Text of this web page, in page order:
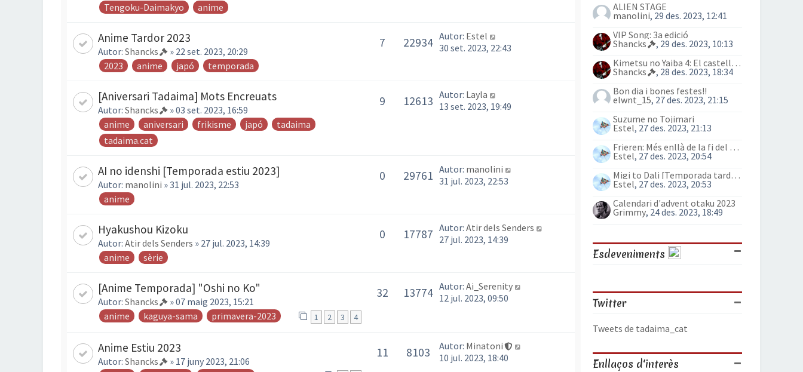
Tengoku-Daimakyo
anime
Anime Tardor 2023
Autor: Shancks
» 22 set. 2023, 20:29
2023
anime japó temporada
7 22934 Autor: Estel
30 set. 2023, 22:43
[Aniversari Tadaima] Mots Encreuats
Autor: Shancks
» 03 set. 2023, 16:59
anime
aniversari frikisme japó
tadaima
tadaima.cat
9 12613 Autor: Layla
13 set. 2023, 19:49
AI no idenshi [Temporada estiu 2023]
Autor: manolini » 31 jul. 2023, 22:53
anime
0 29761 Autor: manolini
31 jul. 2023, 22:53
Hyakushou Kizoku
Autor: Atir dels Senders » 27 jul. 2023, 14:39
anime
sèrie
0 17787 Autor: Atir dels Senders
27 jul. 2023, 14:39
[Anime Temporada] "Oshi no Ko"
Autor: Shancks » 07 maig 2023, 15:21
1 2 3 4
anime kaguya-sama primavera-2023
32 13774 Autor: Ai_Serenity
12 jul. 2023, 09:50
Anime Estiu 2023
Autor: Shancks » 17 juny 2023, 21:06
11 8103 Autor: Minatoni
10 jul. 2023, 18:40
ALIEN STAGE
manolini, 29 des. 2023, 12:41
VIP Song: 3a edició
Shancks
, 29 des. 2023, 10:13
Kimetsu no Yaiba 4: El castell Infinit
Shancks
, 28 des. 2023, 18:34
Bon dia i bones festes!!
elwnt_15, 27 des. 2023, 21:15
Suzume no Tojimari
Estel, 27 des. 2023, 21:13
Frieren: Més enllà de la fi del viatge (anime)
Estel, 27 des. 2023, 20:54
Migi to Dali [Temporada tardor 2023]
Estel, 27 des. 2023, 20:53
Calendari d'advent otaku 2023
Grimmy, 24 des. 2023, 18:49
Esdeveniments
Twitter
Tweets de tadaima_cat
Enllaços d'interès